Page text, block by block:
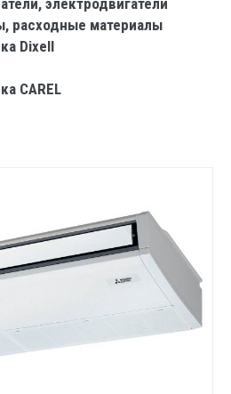
электродвигатели
расходные материалы
Dixell
CAREL